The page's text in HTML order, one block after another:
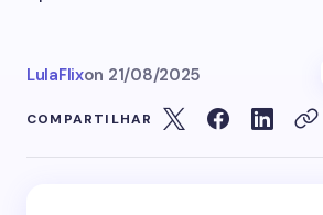
LulaFlixon 21/08/2025
COMPARTILHAR